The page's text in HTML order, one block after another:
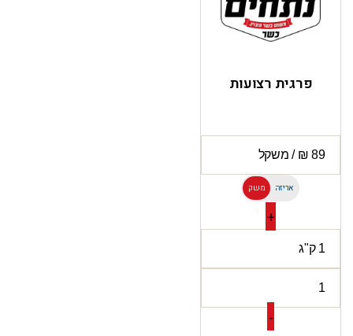
פרגית רצועות
משק אריזה
+
-